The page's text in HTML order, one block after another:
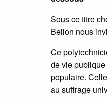
Sous ce titre
Bellon nous
Ce
de vie
populaire.
au suffrage